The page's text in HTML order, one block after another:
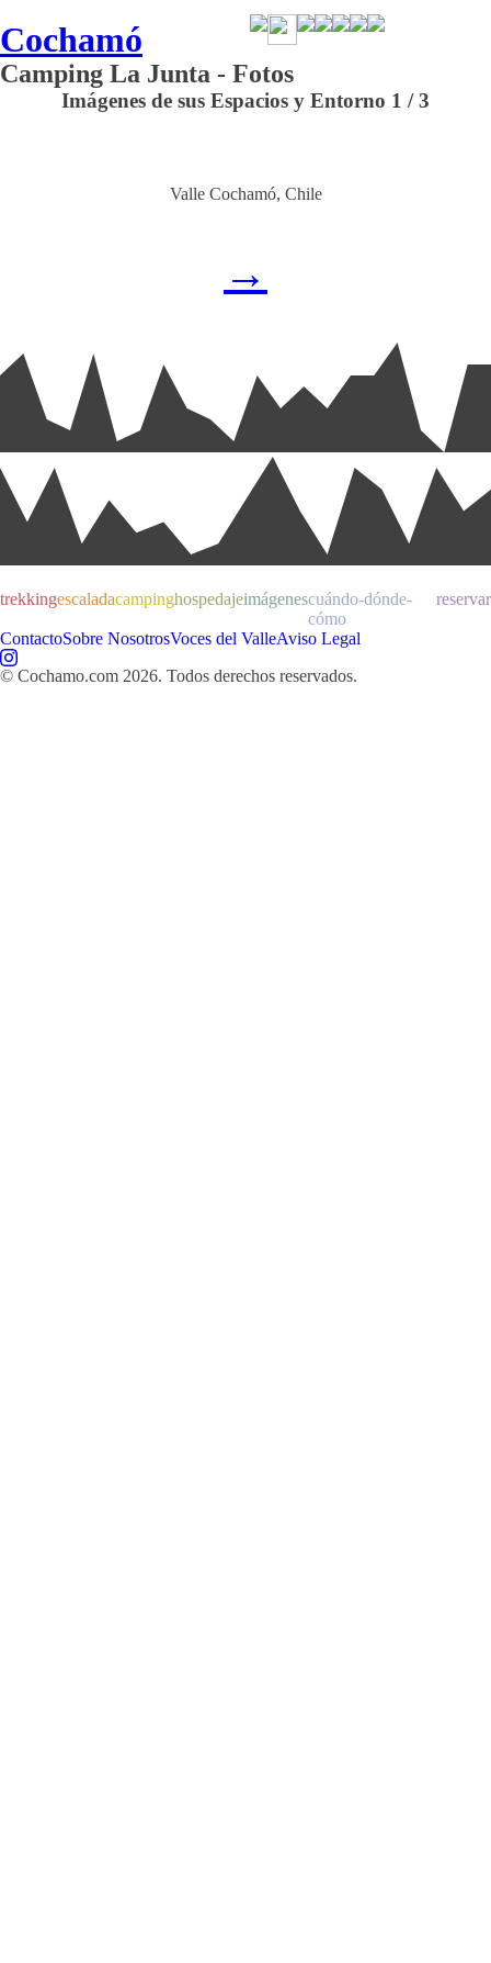
Cochamó
Camping La Junta - Fotos
Imágenes de sus Espacios y Entorno 1 / 3
Valle Cochamó, Chile
→
trekkingescaladacampinghospedajeimágenescuándo-dónde-
cómo
reservar
ContactoSobre NosotrosVoces del ValleAviso Legal
© Cochamo.com 2026. Todos derechos reservados.